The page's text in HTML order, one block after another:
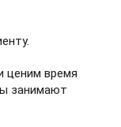
время
занимают